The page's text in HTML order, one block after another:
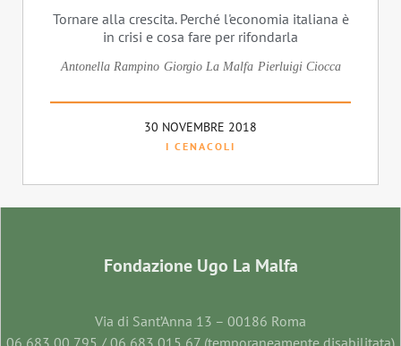
Tornare alla crescita. Perché l'economia italiana è
in crisi e cosa fare per rifondarla
Antonella Rampino Giorgio La Malfa Pierluigi Ciocca
30 NOVEMBRE 2018
I CENACOLI
Fondazione Ugo La Malfa
Via di Sant’Anna 13 – 00186 Roma